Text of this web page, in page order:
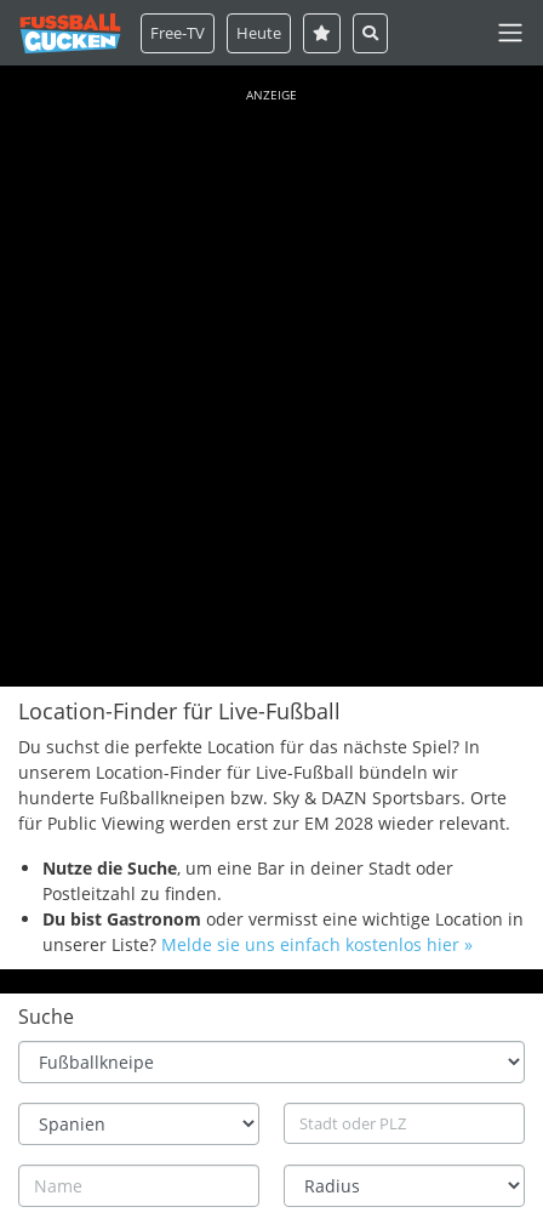
Free-TV Heute
Location-Finder für Live-Fußball
Du suchst die perfekte Location für das nächste Spiel? In
unserem Location-Finder für Live-Fußball bündeln wir
hunderte Fußballkneipen bzw. Sky & DAZN Sportsbars. Orte
für Public Viewing werden erst zur EM 2028 wieder relevant.
Nutze die Suche, um eine Bar in deiner Stadt oder
Postleitzahl zu finden.
Du bist Gastronom oder vermisst eine wichtige Location in
unserer Liste? Melde sie uns einfach kostenlos hier »
ANZEIGE
Suche
Type
Land Stadt
Name Radius